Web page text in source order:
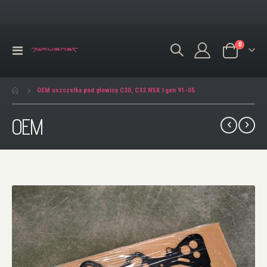
Przełącznik
Koszyk
0produkty/
OEM uszczelka pod głowicę C30, C32 NSX 1gen 91-05
OEM
Przejdź
na
koniec
galerii